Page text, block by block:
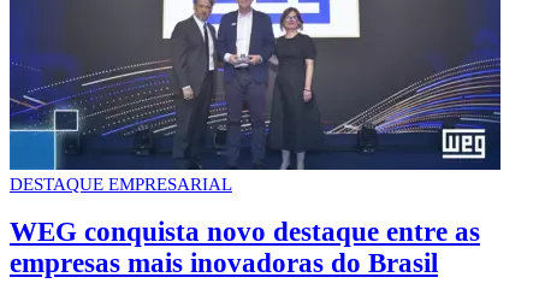
DESTAQUE EMPRESARIAL
WEG conquista novo destaque entre as
empresas mais inovadoras do Brasil